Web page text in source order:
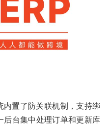
置了防关联机制，支持绑
后台集中处理订单和更新库